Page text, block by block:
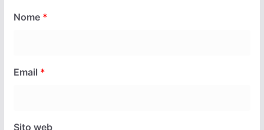
Nome *
Email *
Sito web